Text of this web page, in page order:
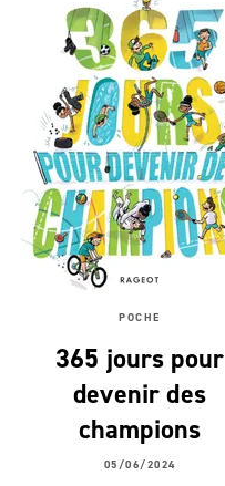
POCHE
365 jours pour
devenir des
champions
05/06/2024